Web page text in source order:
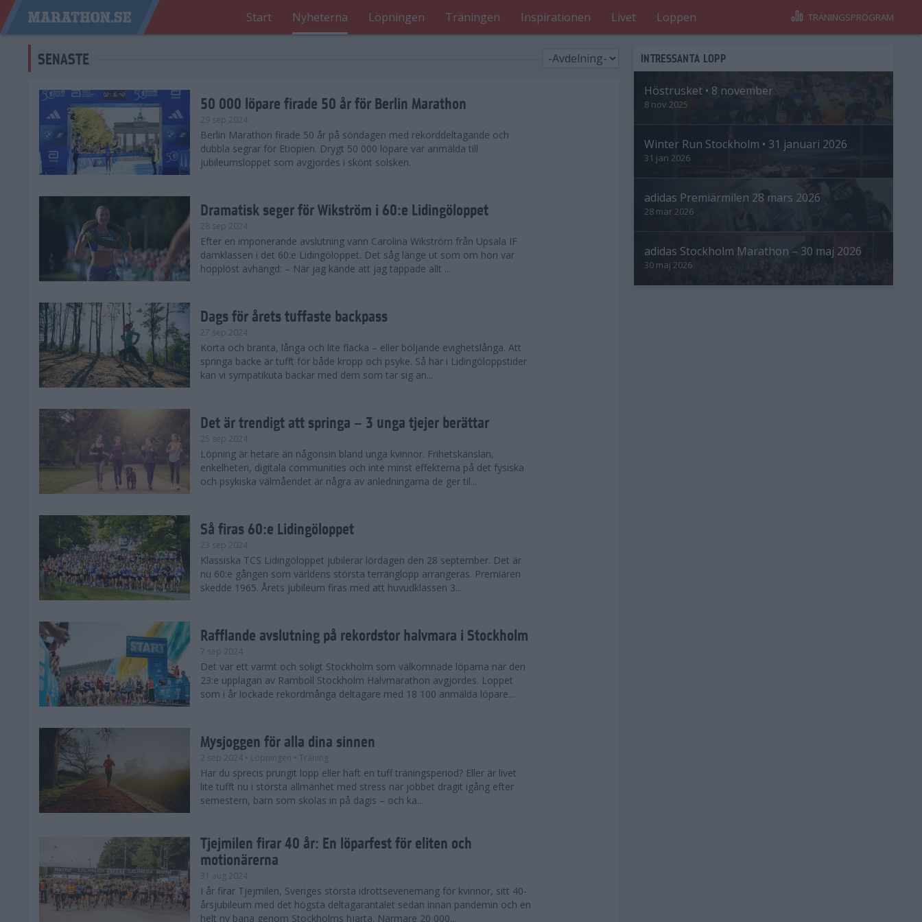
Start Nyheterna Löpningen Träningen Inspirationen Livet Loppen TRÄNINGSPROGRAM
SENASTE
50 000 löpare firade 50 år för Berlin Marathon
29 sep 2024
Berlin Marathon firade 50 år på söndagen med rekorddeltagande och
dubbla segrar för Etiopien. Drygt 50 000 löpare var anmälda till
jubileumsloppet som avgjordes i skönt solsken.
Dramatisk seger för Wikström i 60:e Lidingöloppet
28 sep 2024
Efter en imponerande avslutning vann Carolina Wikström från Upsala IF
damklassen i det 60:e Lidingöloppet. Det såg länge ut som om hon var
hopplöst avhängd: – När jag kände att jag tappade allt ...
Dags för årets tuffaste backpass
27 sep 2024
Korta och branta, långa och lite flacka – eller böljande evighetslånga. Att
springa backe är tufft för både kropp och psyke. Så här i Lidingöloppstider
kan vi sympatikuta backar med dem som tar sig an...
Det är trendigt att springa – 3 unga tjejer berättar
25 sep 2024
Löpning är hetare än någonsin bland unga kvinnor. Frihetskänslan,
enkelheten, digitala communities och inte minst effekterna på det fysiska
och psykiska välmåendet är några av anledningarna de ger til...
Så firas 60:e Lidingöloppet
23 sep 2024
Klassiska TCS Lidingöloppet jubilerar lördagen den 28 september. Det är
nu 60:e gången som världens största terränglopp arrangeras. Premiären
skedde 1965. Årets jubileum firas med att huvudklassen 3...
Rafflande avslutning på rekordstor halvmara i Stockholm
7 sep 2024
Det var ett varmt och soligt Stockholm som välkomnade löparna när den
23:e upplagan av Ramboll Stockholm Halvmarathon avgjordes. Loppet
som i år lockade rekordmånga deltagare med 18 100 anmälda löpare...
Mysjoggen för alla dina sinnen
2 sep 2024 • Löpningen • Träning
Har du sprecis prungit lopp eller haft en tuff träningsperiod? Eller är livet
lite tufft nu i största allmänhet med stress när jobbet dragit igång efter
semestern, barn som skolas in på dagis – och ka...
Tjejmilen firar 40 år: En löparfest för eliten och
motionärerna
31 aug 2024
I år firar Tjejmilen, Sveriges största idrottsevenemang för kvinnor, sitt 40-
årsjubileum med det högsta deltagarantalet sedan innan pandemin och en
helt ny bana genom Stockholms hjärta. Närmare 20 000...
INTRESSANTA LOPP
Höstrusket • 8 november
8 nov 2025
Winter Run Stockholm • 31 januari 2026
31 jan 2026
adidas Premiärmilen 28 mars 2026
28 mar 2026
adidas Stockholm Marathon – 30 maj 2026
30 maj 2026